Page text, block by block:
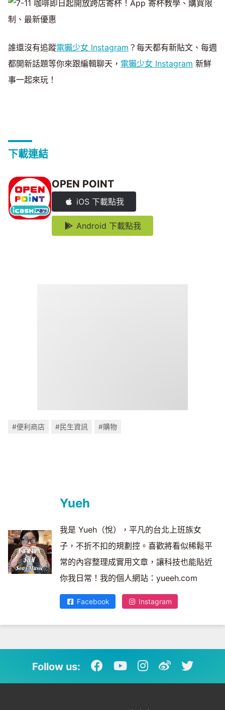
誰還沒有追蹤電獺少女 Instagram ？每天都有新貼文、每週
都開新話題等你來跟編輯聊天， 電獺少女 Instagram 新鮮
事一起來玩！
下載連結
OPEN POINT
iOS 下載點我
Android 下載點我
#便利商店 #民生資訊 #購物
Yueh
我是 Yueh（悅），平凡的台北上班族女
子，不折不扣的規劃控。喜歡將看似稀鬆平
常的內容整理成實用文章，讓科技也能貼近
你我日常！我的個人網站：yueeh.com
Facebook Instagram
Follow us: